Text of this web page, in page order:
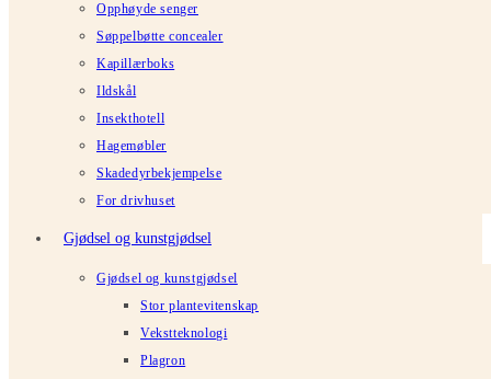
Opphøyde senger
Søppelbøtte concealer
Kapillærboks
Ildskål
Insekthotell
Hagemøbler
Skadedyrbekjempelse
For drivhuset
Gjødsel og kunstgjødsel
Gjødsel og kunstgjødsel
Stor plantevitenskap
Vekstteknologi
Plagron